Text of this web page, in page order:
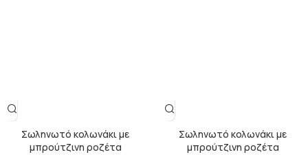
Σωληνωτό κολωνάκι με
μπρούτζινη ροζέτα
Σωληνωτό κολωνάκι με
μπρούτζινη ροζέτα